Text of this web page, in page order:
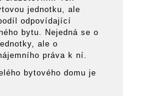
jednotku, ale
odpovídající
bytu. Nejedná se o
ale o
práva k ní.
bytového domu je